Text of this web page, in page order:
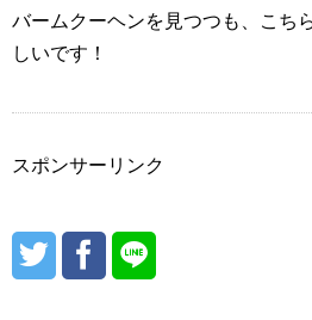
バームクーヘンを見つつも、こち
しいです！
スポンサーリンク